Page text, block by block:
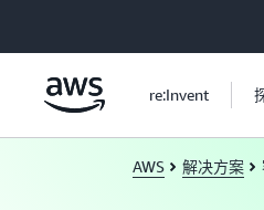
re:Invent
AWS 解决方案